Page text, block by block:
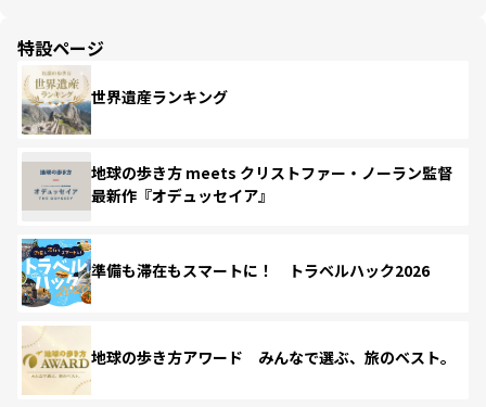
特設ページ
世界遺産ランキング
地球の歩き方 meets クリストファー・ノーラン監督
最新作『オデュッセイア』
準備も滞在もスマートに！ トラベルハック2026
地球の歩き方アワード みんなで選ぶ、旅のベスト。